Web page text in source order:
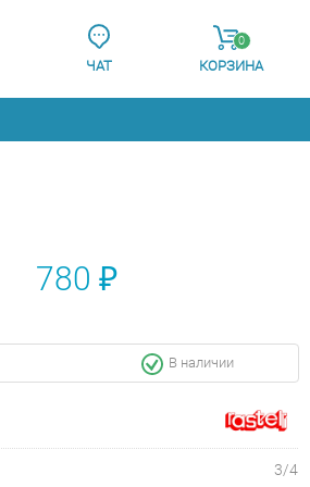
ЧАТ
0
КОРЗИНА
780 ₽
В наличии
3/4